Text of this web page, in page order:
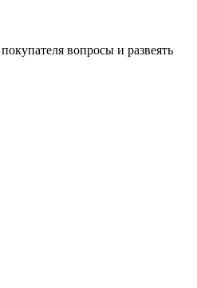
вопросы и развеять